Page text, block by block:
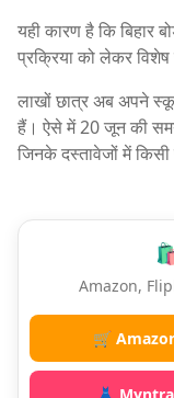
यही कारण है कि बिहार
प्रक्रिया को लेकर विशेष
लाखों छात्र अब अपने
हैं। ऐसे में 20 जून की समय
जिनके दस्तावेजों में
🛍️
Amazon,
🛒